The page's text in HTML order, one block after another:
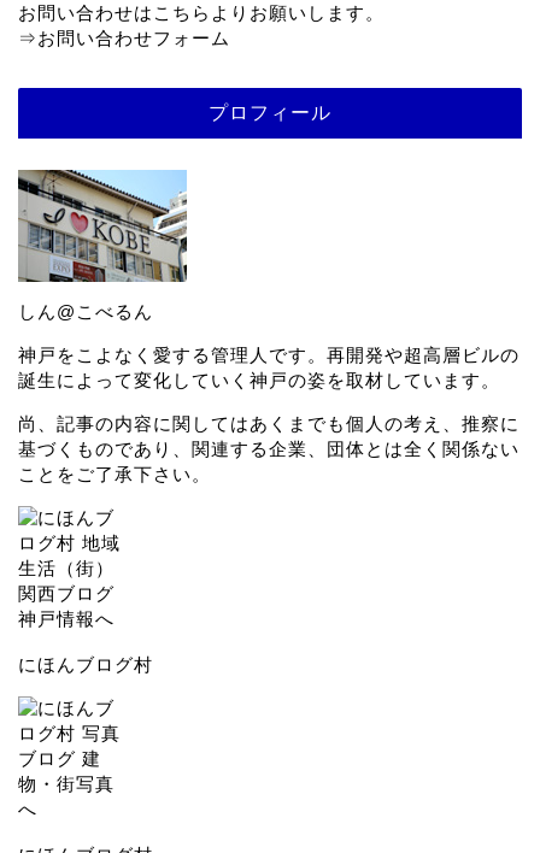
お問い合わせはこちらよりお願いします。
⇒お問い合わせフォーム
プロフィール
しん@こべるん
神戸をこよなく愛する管理人です。再開発や超高層ビルの
誕生によって変化していく神戸の姿を取材しています。
尚、記事の内容に関してはあくまでも個人の考え、推察に
基づくものであり、関連する企業、団体とは全く関係ない
ことをご了承下さい。
にほんブログ村